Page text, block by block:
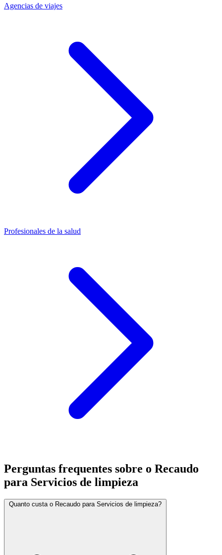
Agencias de viajes
Profesionales de la salud
Perguntas frequentes sobre o Recaudo
para Servicios de limpieza
Quanto custa o Recaudo para Servicios de limpieza?